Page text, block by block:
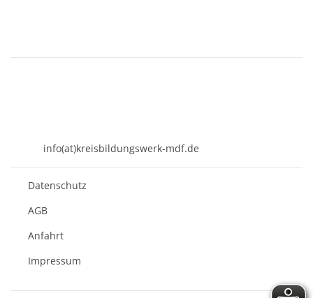
info(at)kreisbildungswerk-mdf.de
Datenschutz
AGB
Anfahrt
Impressum